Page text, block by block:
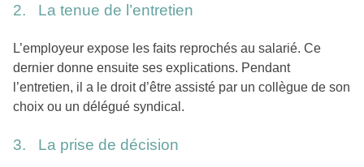
2. La tenue de l’entretien
L’employeur expose les faits reprochés au salarié. Ce
dernier donne ensuite ses explications. Pendant
l’entretien, il a le droit d’être assisté par un collègue de son
choix ou un délégué syndical.
3. La prise de décision